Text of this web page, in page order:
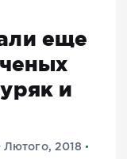
еще
и
Лютого, 2018